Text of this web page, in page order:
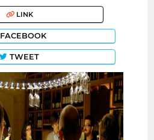
LINK
FACEBOOK
TWEET